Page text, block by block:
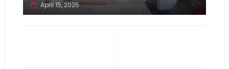
April 15, 2025